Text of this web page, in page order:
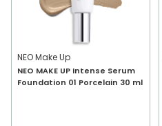
NEO Make Up
NEO MAKE UP Intense Serum
Foundation 01 Porcelain 30 ml